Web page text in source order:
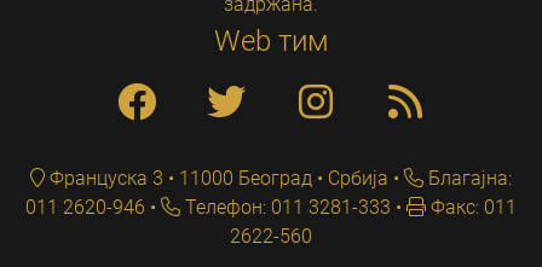
Web тим
Француска 3 • 11000 Београд • Србија
Благајна:
011 2620-946
Телефон: 011 3281-333
Факс: 011
2622-560